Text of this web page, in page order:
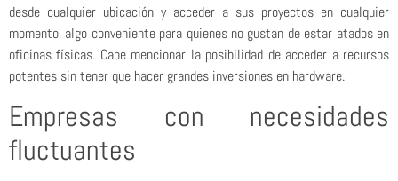
desde cualquier ubicación y acceder a sus proyectos en cualquier
momento, algo conveniente para quienes no gustan de estar atados en
oficinas físicas. Cabe mencionar la posibilidad de acceder a recursos
potentes sin tener que hacer grandes inversiones en hardware.
Empresas con necesidades
fluctuantes